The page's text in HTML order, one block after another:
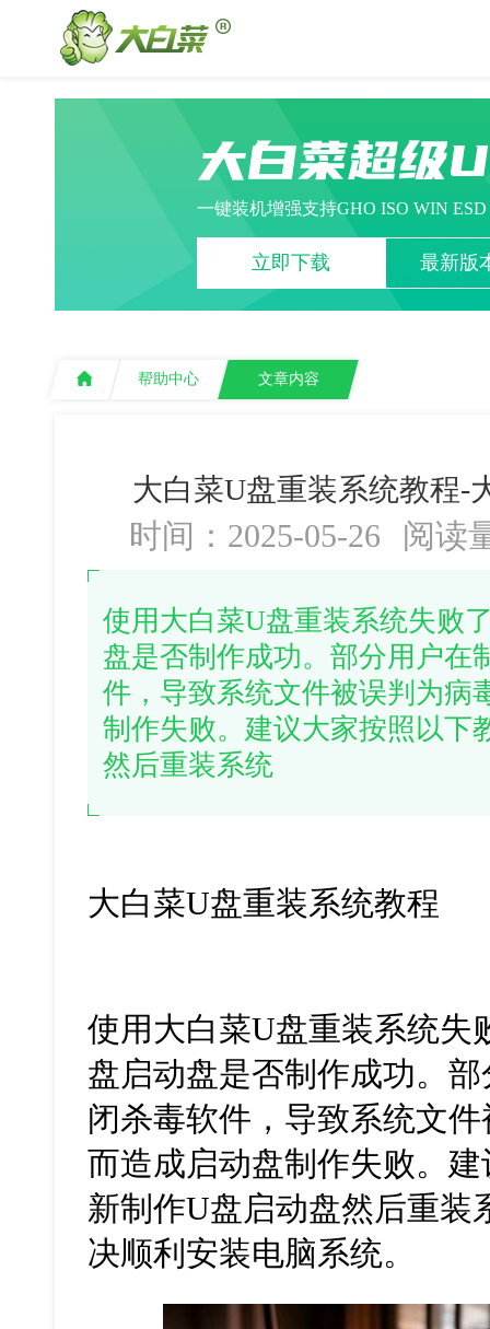
大白菜超级
一键装机增强支持GHO ISO WIN
立即下载 最新版
帮助中心 文章内容
大白菜U盘重装系统教程-
时间：2025-05-26 阅读
使用大白菜U盘重装系统失败
盘是否制作成功。部分用户在
件，导致系统文件被误判为病
制作失败。建议大家按照以下
然后重装系统
大白菜U盘重装系统教程
使用大白菜U盘重装系统失
盘启动盘是否制作成功。
闭杀毒软件，导致系统文
而造成启动盘制作失败。
新制作U盘启动盘然后重装
决顺利安装电脑系统。